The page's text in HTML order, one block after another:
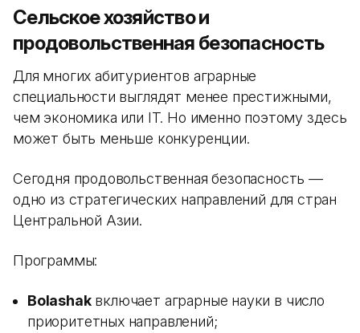
Сельское хозяйство и
продовольственная безопасность
Для многих абитуриентов аграрные
специальности выглядят менее престижными,
чем экономика или IT. Но именно поэтому здесь
может быть меньше конкуренции.
Сегодня продовольственная безопасность —
одно из стратегических направлений для стран
Центральной Азии.
Программы:
Bolashakвключает аграрные науки в число
приоритетных направлений;